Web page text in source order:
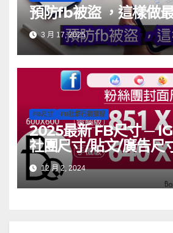
預防fb被盜 ，這樣做
3 月 17, 2025
FB尺寸 FB社群行銷課程
2025最新 FB尺寸 ─
社團尺寸/貼文/廣告尺
12 月 2, 2024